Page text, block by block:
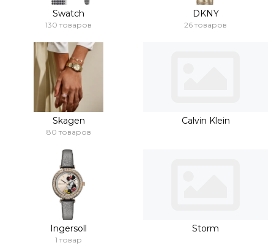
Swatch
130 товаров
DKNY
26 товаров
Skagen
80 товаров
Calvin Klein
Ingersoll
1 товар
Storm